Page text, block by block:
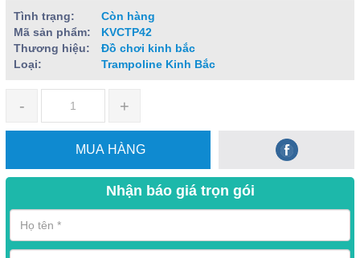
Tình trạng:
Còn hàng
Mã sản phẩm:
KVCTP42
Thương hiệu:
Đồ chơi kinh bắc
Loại:
Trampoline Kinh Bắc
- +
MUA HÀNG
Nhận báo giá trọn gói